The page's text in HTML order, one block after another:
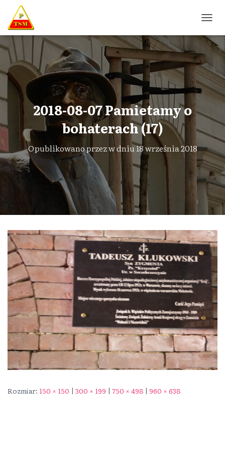
R
Z
Ł
Ą
C
W
G
A
C
J
Ę
2018-08-07 Pamietamy o
bohaterach (17)
Opublikowano przezw dniu18 września 2018
Rozmiar: 150 × 150 | 300 × 199 | 750 × 498 | 960 × 638